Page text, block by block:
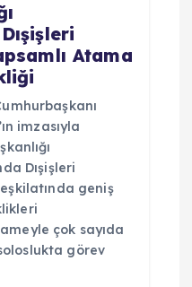
Atama
imzasıyla
Dışişleri
teşkilatında geniş
çok sayıda
görev